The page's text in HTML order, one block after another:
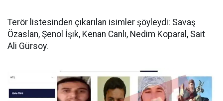
Terör listesinden çıkarılan isimler şöyleydi: Savaş
Özaslan, Şenol İşık, Kenan Canlı, Nedim Koparal, Sait
Ali Gürsoy.